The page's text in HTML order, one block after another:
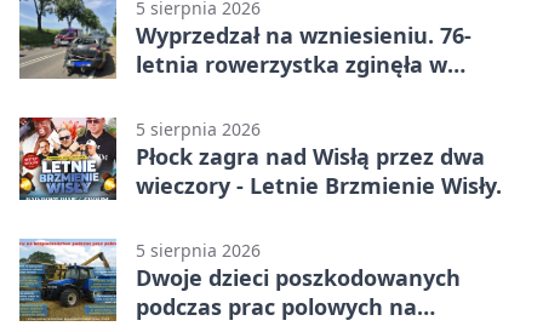
5 sierpnia 2026
Wyprzedzał na wzniesieniu. 76-
letnia rowerzystka zginęła w
5 sierpnia 2026
Płock zagra nad Wisłą przez dwa
wieczory - Letnie Brzmienie Wisły.
5 sierpnia 2026
Dwoje dzieci poszkodowanych
podczas prac polowych na